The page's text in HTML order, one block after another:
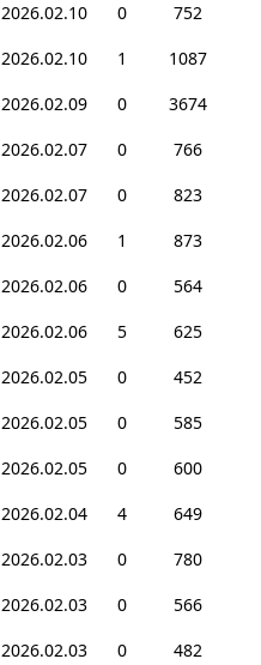
2026.02.10 0
752
2026.02.10 1
1087
2026.02.09 0
3674
2026.02.07 0
766
2026.02.07 0
823
2026.02.06 1
873
2026.02.06 0
564
2026.02.06 5
625
2026.02.05 0
452
2026.02.05 0
585
2026.02.05 0
600
2026.02.04 4
649
2026.02.03 0
780
2026.02.03 0
566
2026.02.03 0
482